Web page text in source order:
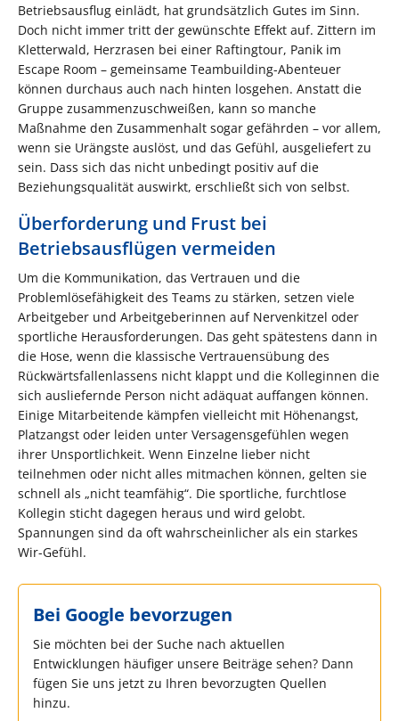
Betriebsausflug einlädt, hat grundsätzlich Gutes im Sinn.
Doch nicht immer tritt der gewünschte Effekt auf. Zittern im
Kletterwald, Herzrasen bei einer Raftingtour, Panik im
Escape Room – gemeinsame Teambuilding-Abenteuer
können durchaus auch nach hinten losgehen. Anstatt die
Gruppe zusammenzuschweißen, kann so manche
Maßnahme den Zusammenhalt sogar gefährden – vor allem,
wenn sie Urängste auslöst, und das Gefühl, ausgeliefert zu
sein. Dass sich das nicht unbedingt positiv auf die
Beziehungsqualität auswirkt, erschließt sich von selbst.
Überforderung und Frust bei
Betriebsausflügen vermeiden
Um die Kommunikation, das Vertrauen und die
Problemlösefähigkeit des Teams zu stärken, setzen viele
Arbeitgeber und Arbeitgeberinnen auf Nervenkitzel oder
sportliche Herausforderungen. Das geht spätestens dann in
die Hose, wenn die klassische Vertrauensübung des
Rückwärtsfallenlassens nicht klappt und die Kolleginnen die
sich ausliefernde Person nicht adäquat auffangen können.
Einige Mitarbeitende kämpfen vielleicht mit Höhenangst,
Platzangst oder leiden unter Versagensgefühlen wegen
ihrer Unsportlichkeit. Wenn Einzelne lieber nicht
teilnehmen oder nicht alles mitmachen können, gelten sie
schnell als „nicht teamfähig“. Die sportliche, furchtlose
Kollegin sticht dagegen heraus und wird gelobt.
Spannungen sind da oft wahrscheinlicher als ein starkes
Wir-Gefühl.
Bei Google bevorzugen
Sie möchten bei der Suche nach aktuellen
Entwicklungen häufiger unsere Beiträge sehen? Dann
fügen Sie uns jetzt zu Ihren bevorzugten Quellen
hinzu.